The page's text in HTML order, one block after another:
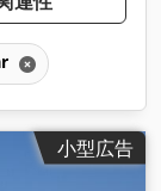
小型広告